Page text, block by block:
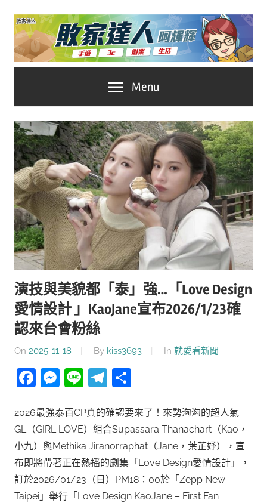
Skip
content
家
達
人
推
薦
No.1
遊
戲
科
技
自
媒
體。
Menu
演技與美貌都「泰」強…「Love Design
愛情設計 」KaoJane宣布2026/1/23確
認來台會粉絲
On 2025-11-18 By kiss3693 In 就愛看新聞
Facebook
Messenger
LineTelegram
2026最強泰百CP真的確認要來了！來勢洶洶的超人氣
GL（GIRL LOVE）組合Supassara Thanachart（Kao，
小九）與Methika Jiranorraphat（Jane，葉芷妤），宣
布即將帶著正在熱播的劇集「Love Design愛情設計」，
訂於2026/01/23（日）PM18：00於「Zepp New
Taipei」舉行「Love Design KaoJane – First Fan